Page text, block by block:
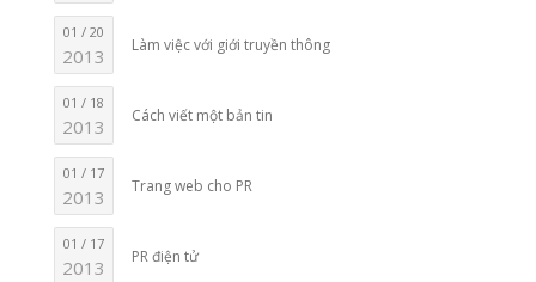
01 / 20
2013 Làm việc với giới truyền thông
01 / 18
2013 Cách viết một bản tin
01 / 17
2013 Trang web cho PR
01 / 17
2013 PR điện tử